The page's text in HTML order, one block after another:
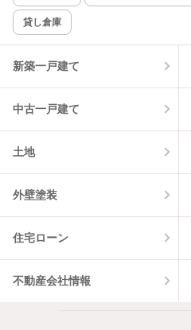
該当件数:
0件
貸し倉庫
新築一戸建て
中古一戸建て
土地
外壁塗装
住宅ローン
不動産会社情報